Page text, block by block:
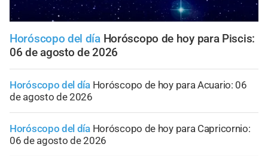
Horóscopo del día Horóscopo de hoy para Piscis:
06 de agosto de 2026
Horóscopo del día Horóscopo de hoy para Acuario: 06
de agosto de 2026
Horóscopo del día Horóscopo de hoy para Capricornio:
06 de agosto de 2026